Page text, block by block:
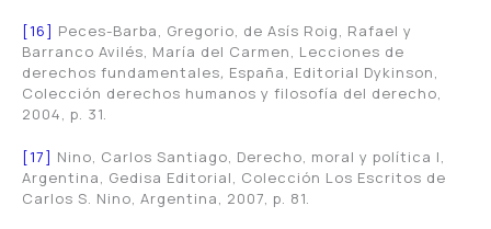
[16] Peces-Barba, Gregorio, de Asís Roig, Rafael y
Barranco Avilés, María del Carmen, Lecciones de
derechos fundamentales, España, Editorial Dykinson,
Colección derechos humanos y filosofía del derecho,
2004, p. 31.
[17] Nino, Carlos Santiago, Derecho, moral y política I,
Argentina, Gedisa Editorial, Colección Los Escritos de
Carlos S. Nino, Argentina, 2007, p. 81.